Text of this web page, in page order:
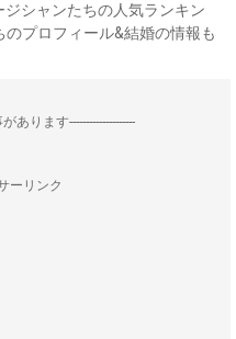
シャンたちの人気ランキン
プロフィール&結婚の情報も
あります--------------------
ーリンク